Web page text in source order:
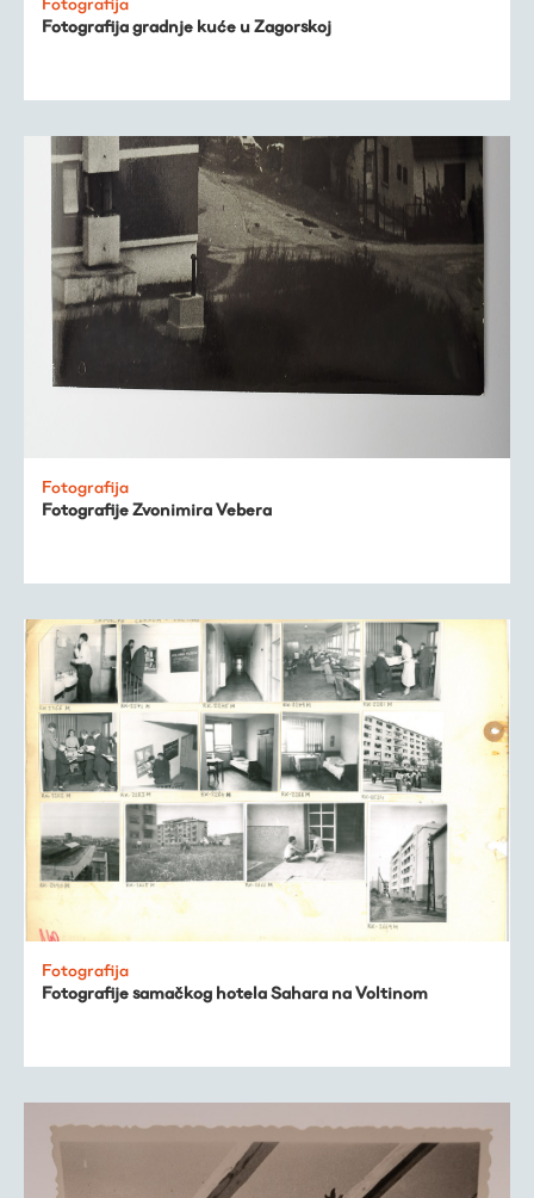
Fotografija gradnje kuće u Zagorskoj
Fotografija
Fotografije Zvonimira Vebera
Fotografija
Fotografije samačkog hotela Sahara na Voltinom